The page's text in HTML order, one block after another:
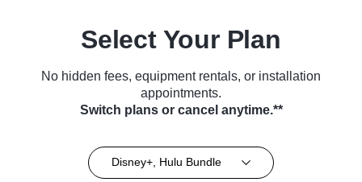
Select Your Plan
No hidden fees, equipment rentals, or installation
appointments.
Switch plans or cancel anytime.**
Disney+, Hulu Bundle